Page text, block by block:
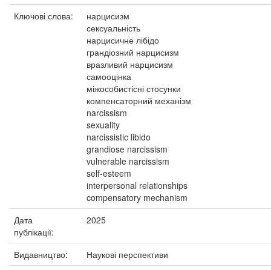
Ключові слова:
нарцисизм
сексуальність
нарцисичне лібідо
грандіозний нарцисизм
вразливий нарцисизм
самооцінка
міжособистісні стосунки
компенсаторний механізм
narcissism
sexuality
narcissistic libido
grandiose narcissism
vulnerable narcissism
self-esteem
interpersonal relationships
compensatory mechanism
Дата
публікації:
2025
Видавництво:
Наукові перспективи